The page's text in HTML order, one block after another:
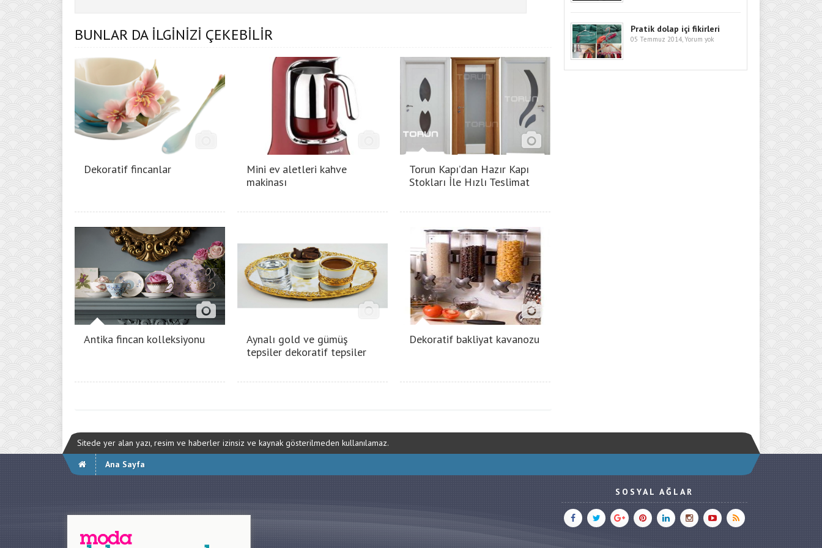
BUNLAR DA İLGİNİZİ ÇEKEBİLİR
Dekoratif fincanlar
Mini ev aletleri kahve
makinası
Torun Kapı’dan Hazır Kapı
Stokları İle Hızlı Teslimat
Antika fincan kolleksiyonu
Aynalı gold ve gümüş
tepsiler dekoratif tepsiler
Dekoratif bakliyat kavanozu
Pratik dolap içi fikirleri
05 Temmuz 2014, Yorum yok
Sitede yer alan yazı, resim ve haberler izinsiz ve kaynak gösterilmeden kullanılamaz.
Ana Sayfa
SOSYAL AĞLAR